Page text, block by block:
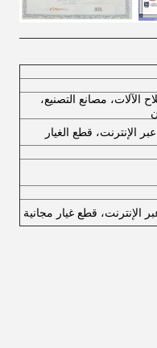
الآلات، مصانع التصنيع،
الإنترنت، قطع الغيار
الإنترنت، قطع غيار مجانية